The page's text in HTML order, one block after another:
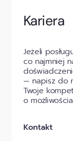
Kariera
Jeżeli
co najmniej
— napisz do
Twoje
o
Kontakt